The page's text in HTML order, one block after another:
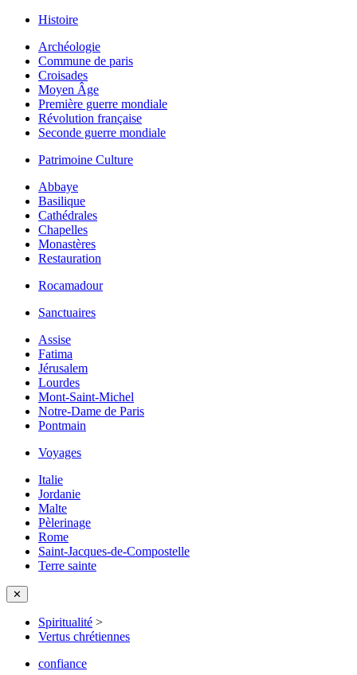
Histoire
Archéologie
Commune de paris
Croisades
Moyen Âge
Première guerre mondiale
Révolution française
Seconde guerre mondiale
Patrimoine Culture
Abbaye
Basilique
Cathédrales
Chapelles
Monastères
Restauration
Rocamadour
Sanctuaires
Assise
Fatima
Jérusalem
Lourdes
Mont-Saint-Michel
Notre-Dame de Paris
Pontmain
Voyages
Italie
Jordanie
Malte
Pèlerinage
Rome
Saint-Jacques-de-Compostelle
Terre sainte
✕
Spiritualité >
Vertus chrétiennes
confiance